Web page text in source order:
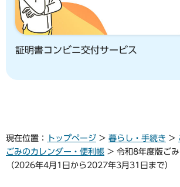
証明書コンビニ交付サービス
現在位置： トップページ > 暮らし・手続き >
ごみのカレンダー・便利帳 > 令和8年度版ご
（2026年4月1日から2027年3月31日まで）